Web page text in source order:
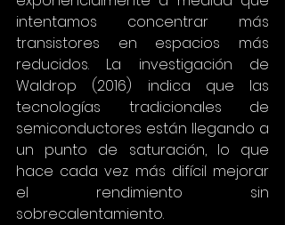
intentamos concentrar más
transistores en espacios más
reducidos. La investigación de
Waldrop (2016) indica que las
tecnologías tradicionales de
semiconductores están llegando a
un punto de saturación, lo que
hace cada vez más difícil mejorar
el rendimiento sin
sobrecalentamiento.